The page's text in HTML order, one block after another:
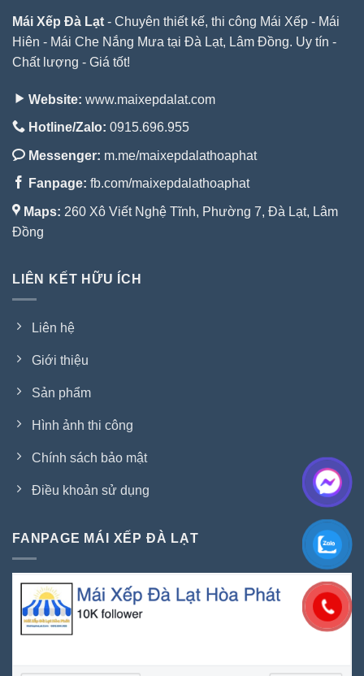
Mái Xếp Đà Lạt - Chuyên thiết kế, thi công Mái Xếp - Mái
Hiên - Mái Che Nắng Mưa tại Đà Lạt, Lâm Đồng. Uy tín -
Chất lượng - Giá tốt!
Website: www.maixepdalat.com
Hotline/Zalo: 0915.696.955
Messenger: m.me/maixepdalathoaphat
Fanpage: fb.com/maixepdalathoaphat
Maps: 260 Xô Viết Nghệ Tĩnh, Phường 7, Đà Lạt, Lâm
Đồng
LIÊN KẾT HỮU ÍCH
Liên hệ
Giới thiệu
Sản phẩm
Hình ảnh thi công
Chính sách bảo mật
Điều khoản sử dụng
FANPAGE MÁI XẾP ĐÀ LẠT